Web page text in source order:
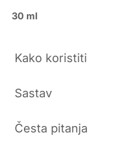
30 ml
Kako koristiti
Sastav
Česta pitanja